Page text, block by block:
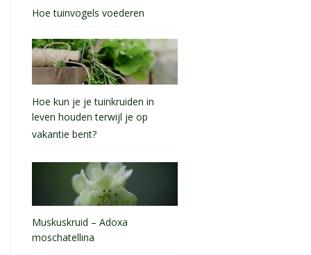
Hoe tuinvogels voederen
Hoe kun je je tuinkruiden in
leven houden terwijl je op
vakantie bent?
Muskuskruid – Adoxa
moschatellina